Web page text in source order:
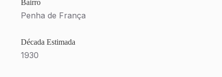
Bairro
Penha de França
Década Estimada
1930